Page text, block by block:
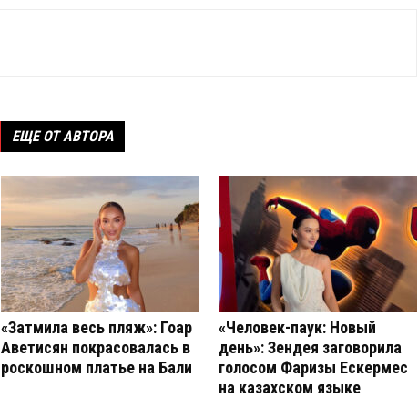
ЕЩЕ ОТ АВТОРА
«Затмила весь пляж»: Гоар
Аветисян покрасовалась в
роскошном платье на Бали
«Человек-паук: Новый
день»: Зендея заговорила
голосом Фаризы Ескермес
на казахском языке